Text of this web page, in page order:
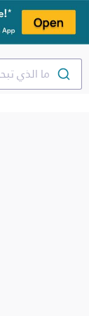
ما الذي